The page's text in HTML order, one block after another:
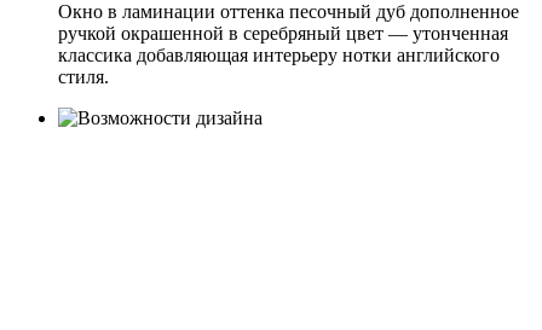
Окно в ламинации оттенка песочный дуб дополненное
ручкой окрашенной в серебряный цвет — утонченная
классика добавляющая интерьеру нотки английского
стиля.